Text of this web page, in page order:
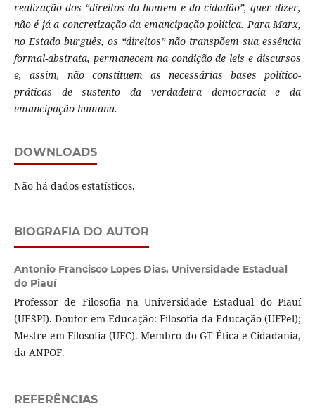
realização dos “direitos do homem e do cidadão”, quer dizer,
não é já a concretização da emancipação política. Para Marx,
no Estado burguês, os “direitos” não transpõem sua essência
formal-abstrata, permanecem na condição de leis e discursos
e, assim, não constituem as necessárias bases político-
práticas de sustento da verdadeira democracia e da
emancipação humana.
DOWNLOADS
Não há dados estatísticos.
BIOGRAFIA DO AUTOR
Antonio Francisco Lopes Dias, Universidade Estadual
do Piauí
Professor de Filosofia na Universidade Estadual do Piauí
(UESPI). Doutor em Educação: Filosofia da Educação (UFPel);
Mestre em Filosofia (UFC). Membro do GT Ética e Cidadania,
da ANPOF.
REFERÊNCIAS